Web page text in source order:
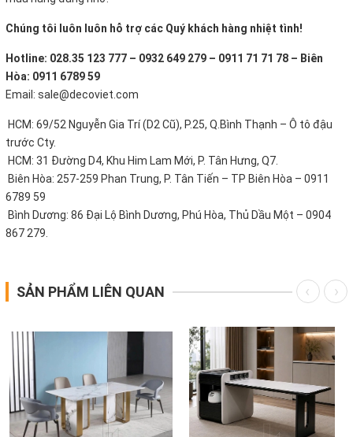
Chúng tôi luôn luôn hỗ trợ các Quý khách hàng nhiệt tình!
Hotline: 028.35 123 777 – 0932 649 279 – 0911 71 71 78 – Biên
Hòa: 0911 6789 59
Email: sale@decoviet.com
HCM: 69/52 Nguyễn Gia Trí (D2 Cũ), P.25, Q.Bình Thạnh – Ô tô đậu
trước Cty.
HCM: 31 Đường D4, Khu Him Lam Mới, P. Tân Hưng, Q7.
Biên Hòa: 257-259 Phan Trung, P. Tân Tiến – TP Biên Hòa – 0911
6789 59
Bình Dương: 86 Đại Lộ Bình Dương, Phú Hòa, Thủ Dầu Một – 0904
867 279.
SẢN PHẨM LIÊN QUAN